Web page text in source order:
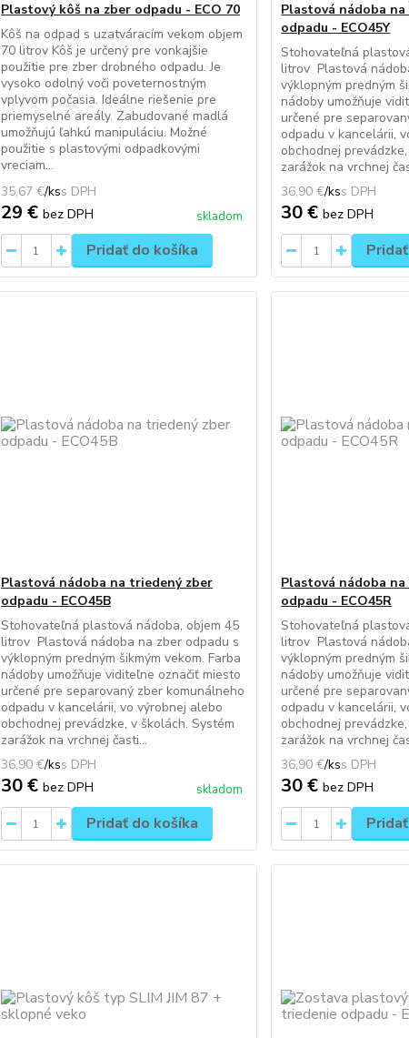
Plastový kôš na zber odpadu - ECO 70
Kôš na odpad s uzatváracím vekom objem
70 litrov Kôš je určený pre vonkajšie
použitie pre zber drobného odpadu. Je
vysoko odolný voči poveternostným
vplyvom počasia. Ideálne riešenie pre
priemyselné areály. Zabudované madlá
umožňujú ľahkú manipuláciu. Možné
použitie s plastovými odpadkovými
vreciam...
35,67 €/ks
29 € bez DPH skladom
Pridať do košíka
Plastová nádoba
odpadu - ECO45Y
Stohovateľná
litrov Plastová
výklopným predným
nádoby umožňuje
určené pre
odpadu v kancelárii,
obchodnej
zarážok na vrchnej
36,90 €/ks
30 €bez DPH
Plastová nádoba na triedený zber
odpadu - ECO45B
Stohovateľná plastová nádoba, objem 45
litrov Plastová nádoba na zber odpadu s
výklopným predným šikmým vekom. Farba
nádoby umožňuje viditeľne označiť miesto
určené pre separovaný zber komunálneho
odpadu v kancelárii, vo výrobnej alebo
obchodnej prevádzke, v školách. Systém
zarážok na vrchnej časti...
36,90 €/ks
30 € bez DPH skladom
Pridať do košíka
Plastová nádoba
odpadu - ECO45R
Stohovateľná
litrov Plastová
výklopným predným
nádoby umožňuje
určené pre
odpadu v kancelárii,
obchodnej
zarážok na vrchnej
36,90 €/ks
30 €bez DPH